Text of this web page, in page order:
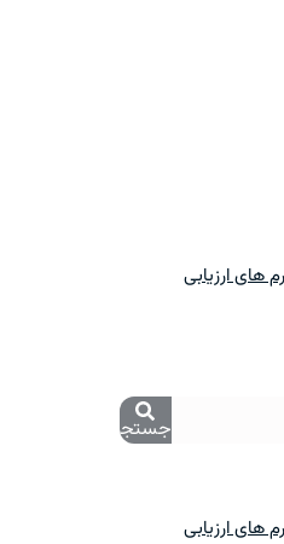
های ارزیابی
جستجو
های ارزیابی